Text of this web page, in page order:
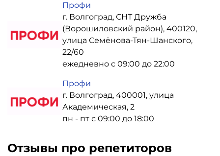
Профи
г. Волгоград, СНТ Дружба
(Ворошиловский район), 400120,
улица Семёнова-Тян-Шанского,
22/60
ежедневно с 09:00 до 22:00
Профи
г. Волгоград, 400001, улица
Академическая, 2
пн - пт с 09:00 до 18:00
Отзывы про репетиторов